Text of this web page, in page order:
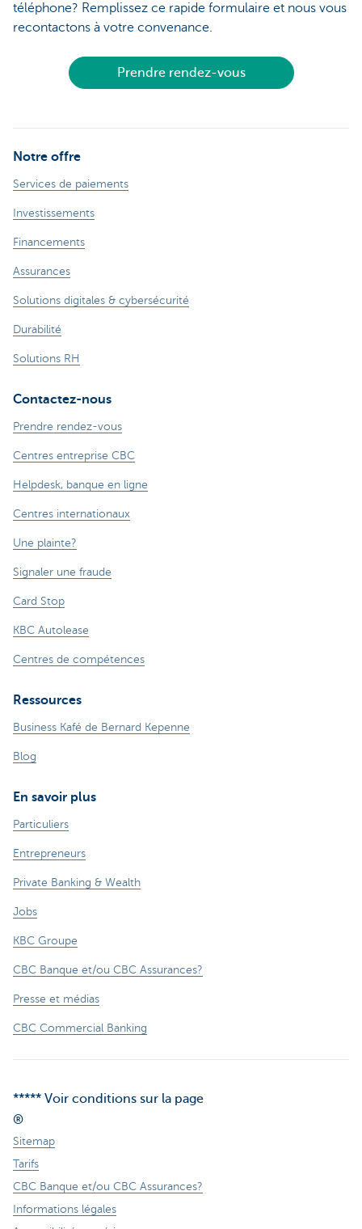
téléphone? Remplissez ce rapide formulaire et nous vous
recontactons à votre convenance.
Prendre rendez-vous
Notre offre
Services de paiements
Investissements
Financements
Assurances
Solutions digitales & cybersécurité
Durabilité
Solutions RH
Contactez-nous
Prendre rendez-vous
Centres entreprise CBC
Helpdesk, banque en ligne
Centres internationaux
Une plainte?
Signaler une fraude
Card Stop
KBC Autolease
Centres de compétences
Ressources
Business Kafé de Bernard Kepenne
Blog
En savoir plus
Particuliers
Entrepreneurs
Private Banking & Wealth
Jobs
KBC Groupe
CBC Banque et/ou CBC Assurances?
Presse et médias
CBC Commercial Banking
***** Voir conditions sur la page
®
Sitemap
Tarifs
CBC Banque et/ou CBC Assurances?
Informations légales